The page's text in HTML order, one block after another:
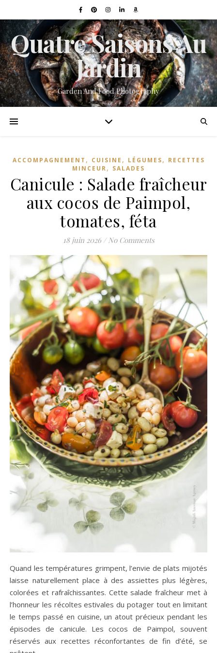
Quatre Saisons Au
Jardin
Garden And Food Photography
ACCOMPAGNEMENT , CUISINE , LÉGUMES, RECETTES
MINCEUR, SALADES
Canicule : Salade fraîcheur
aux cocos de Paimpol,
tomates, féta
18 juin 2026 / No Comments
Quand les températures grimpent, l’envie de plats mijotés
laisse naturellement place à des assiettes plus légères,
colorées et rafraîchissantes. Cette salade fraîcheur met à
l’honneur les récoltes estivales du potager tout en limitant
le temps passé en cuisine, un atout précieux pendant les
épisodes de canicule. Les cocos de Paimpol, souvent
réservés aux recettes réconfortantes de fin d’été, se